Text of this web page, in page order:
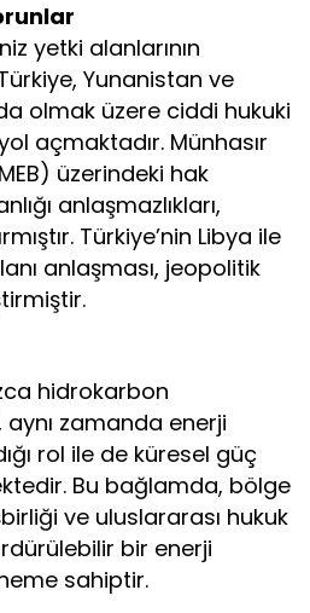
yetki alanlarının
Yunanistan ve
olmak üzere ciddi hukuki
açmaktadır. Münhasır
üzerindeki hak
anlaşmazlıkları,
Türkiye’nin Libya ile
anlaşması, jeopolitik
hidrokarbon
zamanda enerji
rol ile de küresel güç
Bu bağlamda, bölge
ve uluslararası hukuk
bir enerji
sahiptir.